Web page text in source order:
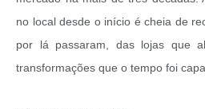
no local desde o início é cheia de
por lá passaram, das lojas que
transformações que o tempo foi